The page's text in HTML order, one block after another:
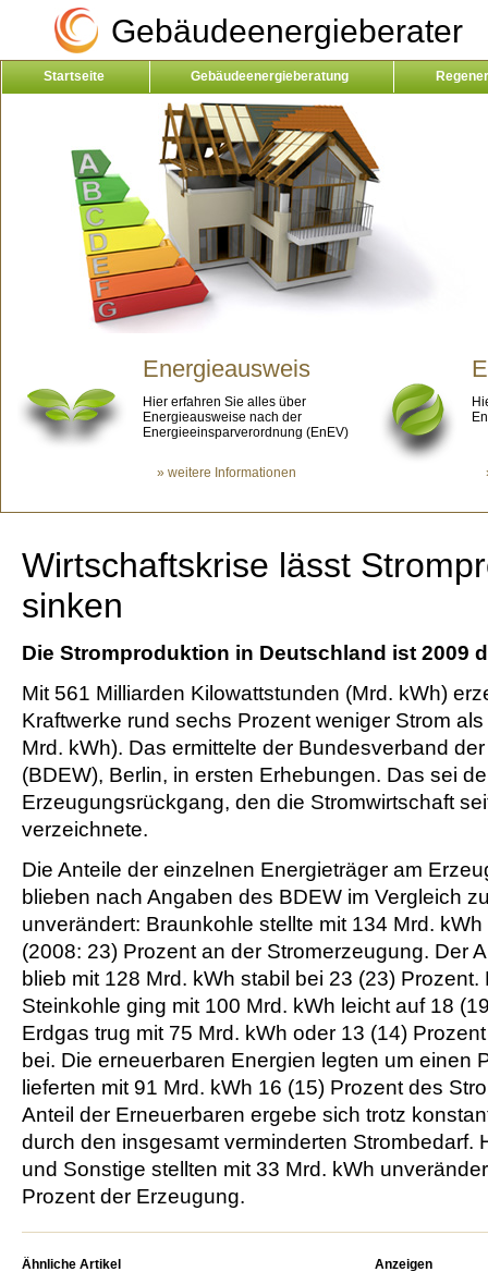
Gebäudeenergieberater
Startseite Gebäudeenergieberatung
Energieausweis
Hier erfahren Sie alles über
Energieausweise nach der
Energieeinsparverordnung (EnEV)
» weitere Informationen
Wirtschaftskrise lässt
sinken
Die Stromproduktion in Deutschland ist 2009
Mit 561 Milliarden Kilowattstunden (Mrd. kWh)
Kraftwerke rund sechs Prozent weniger Strom
Mrd. kWh). Das ermittelte der Bundesverband
(BDEW), Berlin, in ersten Erhebungen. Das sei
Erzeugungsrückgang, den die Stromwirtschaft
verzeichnete.
Die Anteile der einzelnen Energieträger am
blieben nach Angaben des BDEW im Vergleich
unverändert: Braunkohle stellte mit 134 Mrd.
(2008: 23) Prozent an der Stromerzeugung. Der
blieb mit 128 Mrd. kWh stabil bei 23 (23) Prozent.
Steinkohle ging mit 100 Mrd. kWh leicht auf 18
Erdgas trug mit 75 Mrd. kWh oder 13 (14)
bei. Die erneuerbaren Energien legten um einen
lieferten mit 91 Mrd. kWh 16 (15) Prozent des
Anteil der Erneuerbaren ergebe sich trotz
durch den insgesamt verminderten Strombedarf.
und Sonstige stellten mit 33 Mrd. kWh
Prozent der Erzeugung.
Ähnliche Artikel Anzeigen